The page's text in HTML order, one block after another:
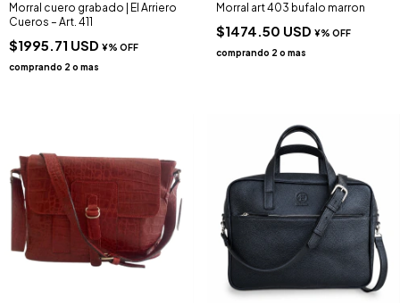
Morral cuero grabado | El Arriero
Cueros – Art. 411
$1995.71 USD
Morral art 403 bufalo marron
$1474.50 USD